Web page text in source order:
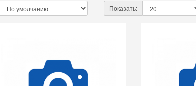
Показать: